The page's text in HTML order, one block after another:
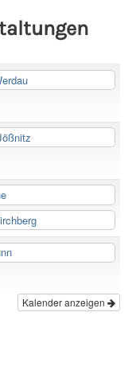
Kalender anzeigen